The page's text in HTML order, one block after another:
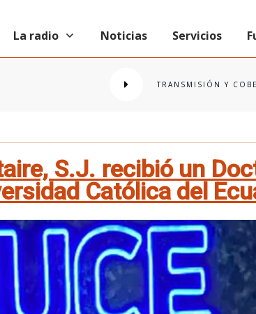
La radio Noticias Servicios
TRANSMISIÓN Y
S.J. recibió un
Católica del